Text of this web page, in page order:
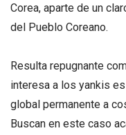
Corea, aparte de un
del Pueblo Coreano.
Resulta repugnante
interesa a los yankis
global permanente a
Buscan en este caso